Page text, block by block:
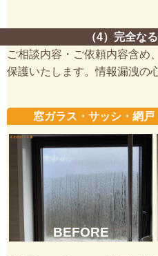
（4）完全な
ご相談内容・ご依頼内容含め
保護いたします。情報漏洩の
窓ガラス・サッシ・網
BEFORE